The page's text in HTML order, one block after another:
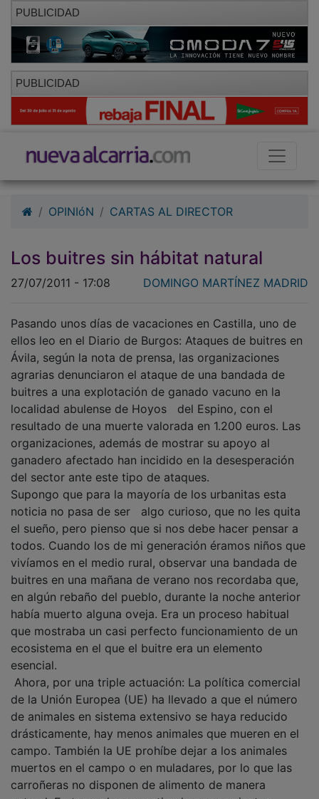
PUBLICIDAD
PUBLICIDAD
Los buitres sin hábitat natural
DOMINGO MARTÍNEZ MADRID
ellos leo en el Diario de Burgos: Ataques de buitres en
Ávila, según la nota de prensa, las organizaciones
agrarias denunciaron el ataque de una bandada de
buitres a una explotación de ganado vacuno en la
localidad abulense de Hoyos del Espino, con el
resultado de una muerte valorada en 1.200 euros. Las
organizaciones, además de mostrar su apoyo al
ganadero afectado han incidido en la desesperación
del sector ante este tipo de ataques.
Supongo que para la mayoría de los urbanitas esta
noticia no pasa de ser algo curioso, que no les quita
el sueño, pero pienso que si nos debe hacer pensar a
todos. Cuando los de mi generación éramos niños que
vivíamos en el medio rural, observar una bandada de
buitres en una mañana de verano nos recordaba que,
en algún rebaño del pueblo, durante la noche anterior
había muerto alguna oveja. Era un proceso habitual
que mostraba un casi perfecto funcionamiento de un
ecosistema en el que el buitre era un elemento
esencial.
Ahora, por una triple actuación: La política comercial
de la Unión Europea (UE) ha llevado a que el número
de animales en sistema extensivo se haya reducido
drásticamente, hay menos animales que mueren en el
campo. También la UE prohíbe dejar a los animales
muertos en el campo o en muladares, por lo que las
carroñeras no disponen de alimento de manera
natural. En tercer lugar, motivado por corrientes